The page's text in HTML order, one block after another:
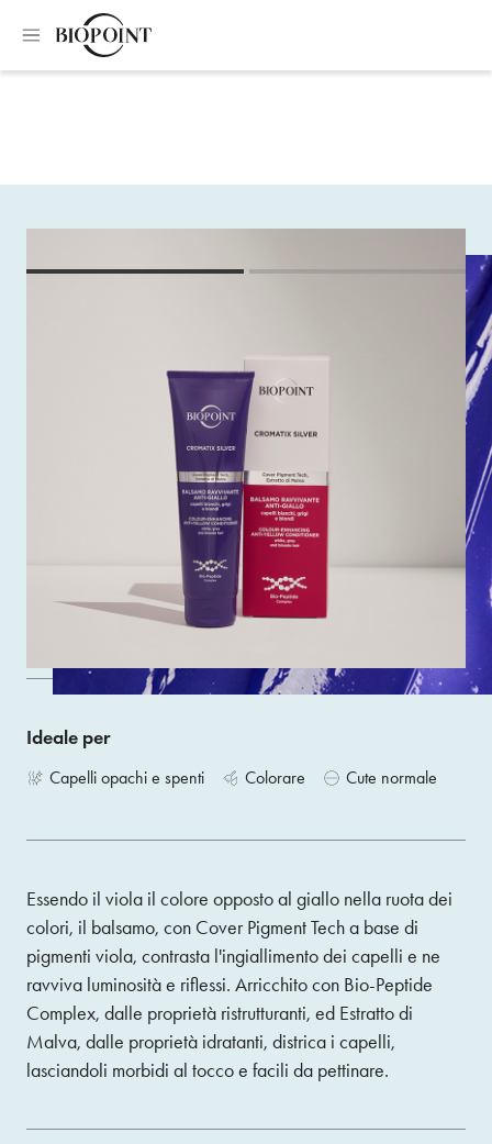
Balsamo antigiallo
Balsamo dalla texture viola ideale per neutralizzare i toni
caldi e gialli che insorgono con il tempo sui capelli
bianchi, grigi, biondi e con mèches.
ACQUISTA
Ideale per
Capelli opachi e spenti Colorare Cute normale
Essendo il viola il colore opposto al giallo nella ruota dei
colori, il balsamo, con Cover Pigment Tech a base di
pigmenti viola, contrasta l'ingiallimento dei capelli e ne
ravviva luminosità e riflessi. Arricchito con Bio-Peptide
Complex, dalle proprietà ristrutturanti, ed Estratto di
Malva, dalle proprietà idratanti, districa i capelli,
lasciandoli morbidi al tocco e facili da pettinare.